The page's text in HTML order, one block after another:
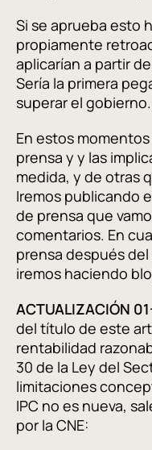
Si se aprueba esto
propiamente
aplicarían a partir
Sería la primera
superar el gobierno.
En estos
prensa y y las
medida, y de otras
Iremos publicando
de prensa que
comentarios. En
prensa después
iremos haciendo
ACTUALIZACIÓN
del título de este
rentabilidad
30 de la Ley del
limitaciones
IPC no es nueva,
por la CNE: